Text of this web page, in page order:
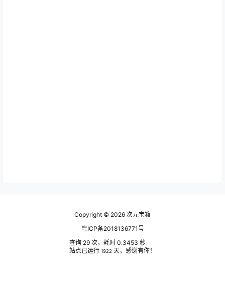
Copyright © 2026 次元宝箱
粤ICP备2018136771号
查询 29 次，耗时 0.3453 秒
站点已运行 1922 天，感谢有你！